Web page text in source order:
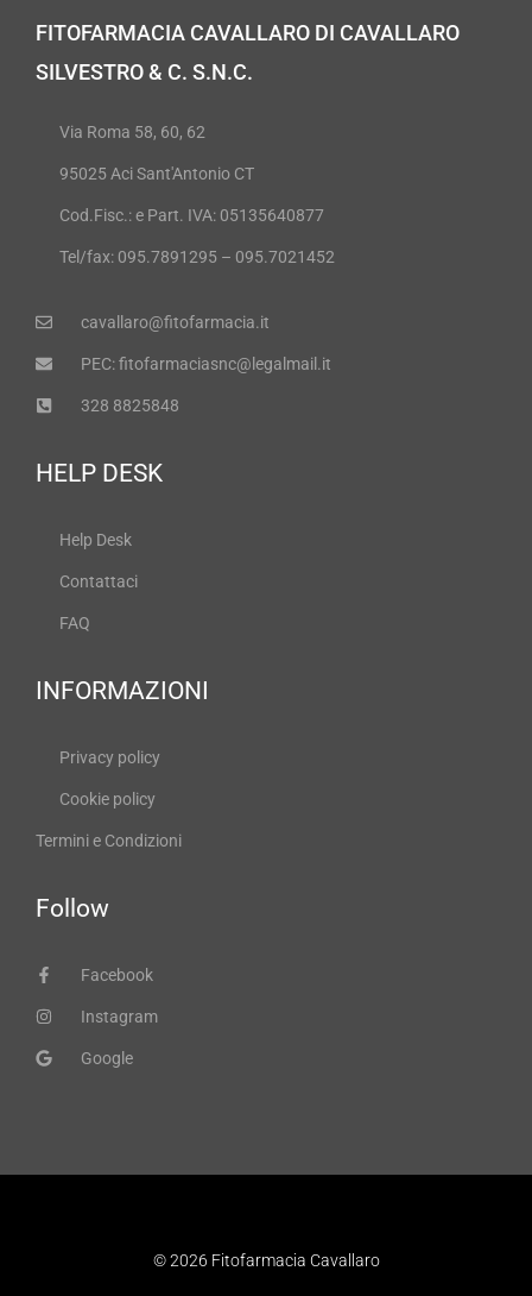
FITOFARMACIA CAVALLARO DI CAVALLARO
SILVESTRO & C. S.N.C.
Via Roma 58, 60, 62
95025 Aci Sant'Antonio CT
Cod.Fisc.: e Part. IVA: 05135640877
Tel/fax: 095.7891295 – 095.7021452
cavallaro@fitofarmacia.it
PEC: fitofarmaciasnc@legalmail.it
328 8825848
HELP DESK
Help Desk
Contattaci
FAQ
INFORMAZIONI
Privacy policy
Cookie policy
Termini e Condizioni
Follow
Facebook
Instagram
Google
© 2026 Fitofarmacia Cavallaro